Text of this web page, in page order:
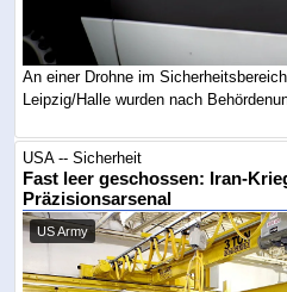
An einer Drohne im
Leipzig/Halle wurden nach
USA -- Sicherheit
Fast leer geschossen: Iran-
Präzisionsarsenal
US Army